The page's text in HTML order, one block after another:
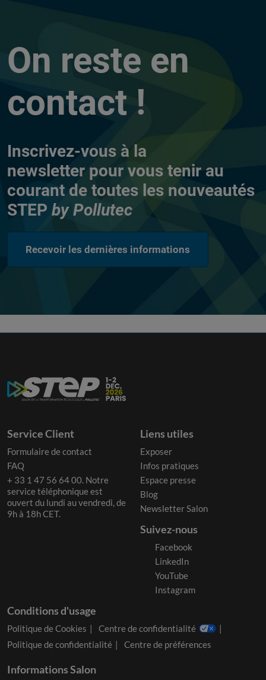
On reste en
contact !
Inscrivez-vous à la
newsletter pour vous tenir au
courant de toutes les nouveautés
STEP by Pollutec
Recevoir les dernières informations
Service Client
Formulaire de contact
FAQ
+ 33 1 47 56 64 00. Notre
service téléphonique est
ouvert du lundi au vendredi, de
9h à 18h CET.
Liens utiles
Exposer
Infos pratiques
Espace presse
Blog
Newsletter Salon
Suivez-nous
Facebook
LinkedIn
YouTube
Instagram
Conditions d'usage
Politique de Cookies
Centre de confidentialité
Politique de confidentialité
Centre de préférences
Informations Salon